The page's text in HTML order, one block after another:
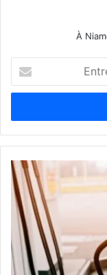
À
t
e
z
o
t
r
e
d
r
e